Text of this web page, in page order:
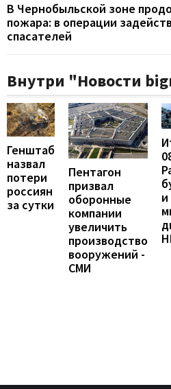
В Чернобыльской зоне
пожара: в операции
спасателей
Внутри "Новости
Генштаб
назвал
потери
россиян
за сутки
Пентагон
призвал
оборонные
компании
увеличить
производство
вооружений -
СМИ
и